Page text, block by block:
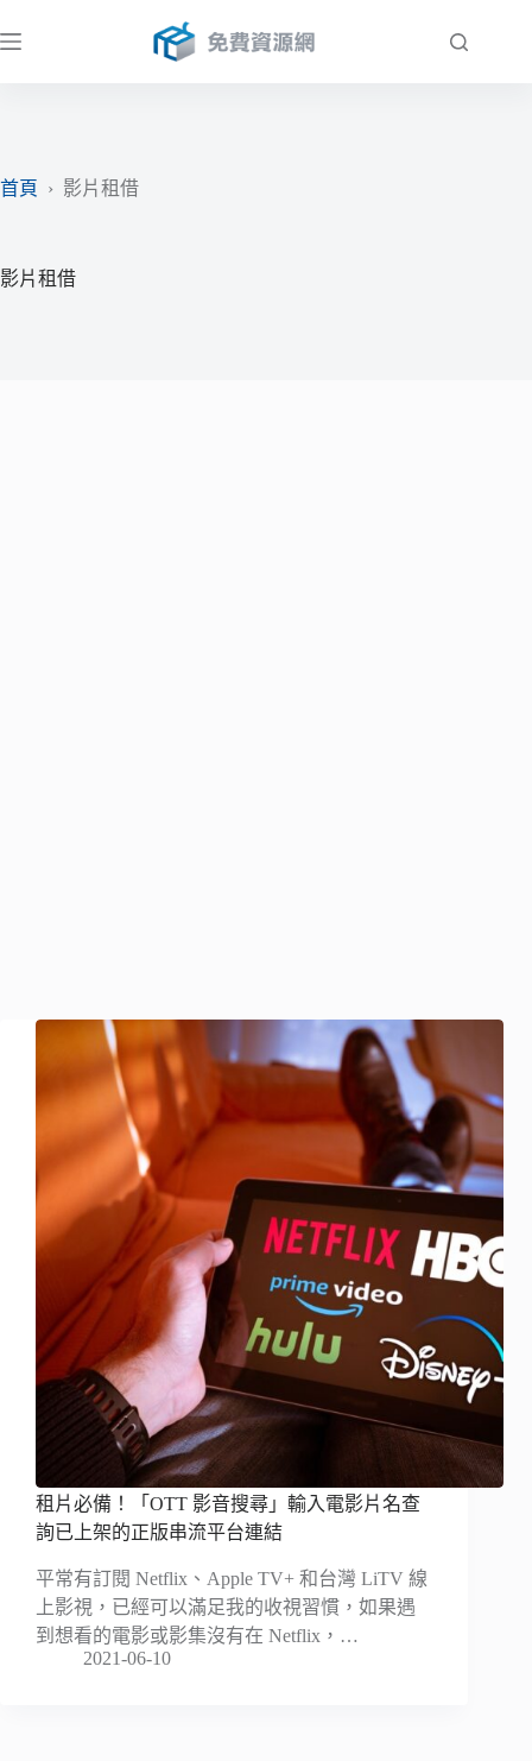
至
首頁
› 影片租借
影片租借
租片必備！「OTT 影音搜尋」輸入電影片名查
詢已上架的正版串流平台連結
平常有訂閱 Netflix、Apple TV+ 和台灣 LiTV 線
上影視，已經可以滿足我的收視習慣，如果遇
到想看的電影或影集沒有在 Netflix，…
2021-06-10